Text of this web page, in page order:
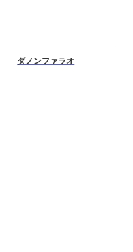
ダノンファラオ